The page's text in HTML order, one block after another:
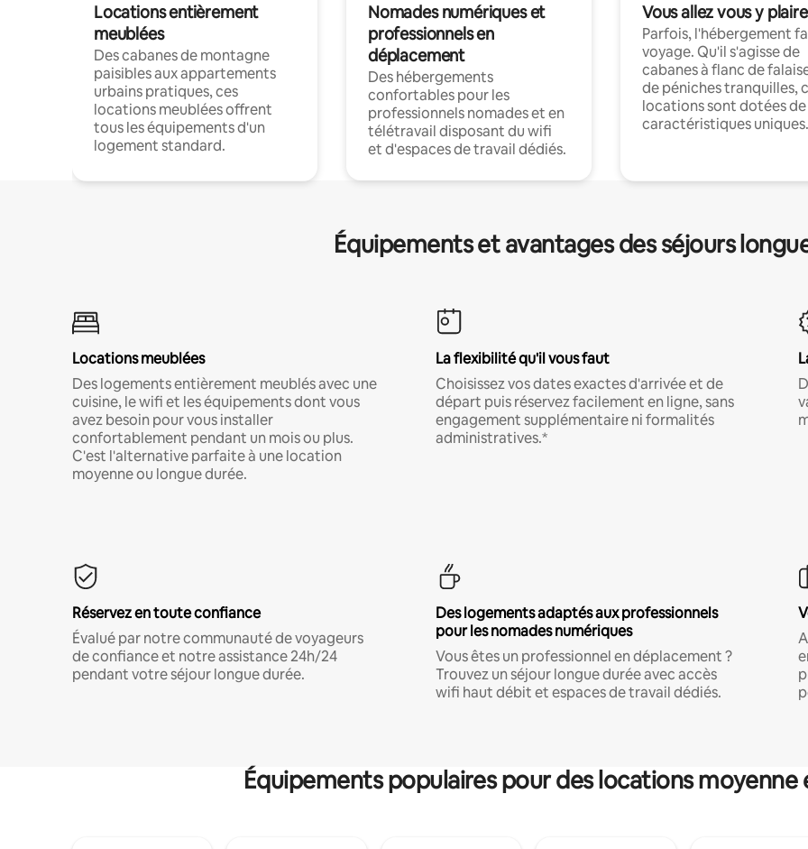
Locations entièrement
meublées
Des cabanes de montagne
paisibles aux appartements
urbains pratiques, ces
locations meublées offrent
tous les équipements d'un
logement standard.
Nomades numériques et
professionnels en
déplacement
Des hébergements
confortables pour les
professionnels nomades et en
télétravail disposant du wifi
et d'espaces de travail dédiés.
Vous allez vous y plaire
Parfois, l'hébergement
voyage. Qu'il s'agisse de
cabanes à flanc de
de péniches tranquilles,
locations sont dotées de
caractéristiques uniques.
Équipements et avantages des séjours
Locations meublées
Des logements entièrement meublés avec une
cuisine, le wifi et les équipements dont vous
avez besoin pour vous installer
confortablement pendant un mois ou plus.
C'est l'alternative parfaite à une location
moyenne ou longue durée.
La flexibilité qu'il vous faut
Choisissez vos dates exactes d'arrivée et de
départ puis réservez facilement en ligne, sans
engagement supplémentaire ni formalités
administratives.*
Réservez en toute confiance
Évalué par notre communauté de voyageurs
de confiance et notre assistance 24h/24
pendant votre séjour longue durée.
Des logements adaptés aux professionnels
pour les nomades numériques
Vous êtes un professionnel en déplacement ?
Trouvez un séjour longue durée avec accès
wifi haut débit et espaces de travail dédiés.
Équipements populaires pour des locations